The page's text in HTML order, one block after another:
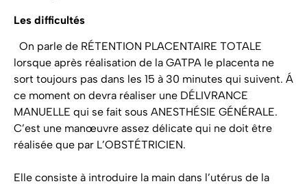
Les difficultés
On parle de RÉTENTION PLACENTAIRE TOTALE
lorsque après réalisation de la GATPA le placenta ne
sort toujours pas dans les 15 à 30 minutes qui suivent. Á
ce moment on devra réaliser une DÉLIVRANCE
MANUELLE qui se fait sous ANESTHÉSIE GÉNÉRALE.
C’est une manœuvre assez délicate qui ne doit être
réalisée que par L’OBSTÉTRICIEN.
Elle consiste à introduire la main dans l’utérus de la